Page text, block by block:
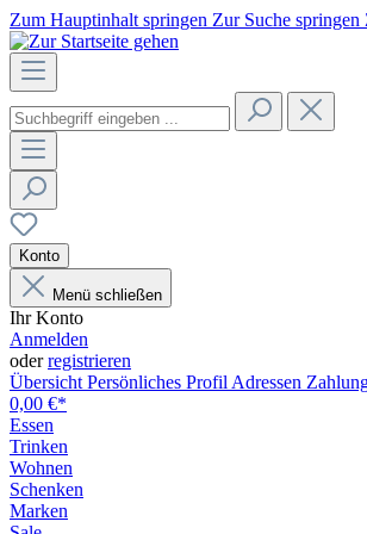
Zum Hauptinhalt springen Zur Suche springen
Konto
Menü schließen
Ihr Konto
Anmelden
oderregistrieren
Übersicht Persönliches Profil Adressen
0,00 €*
Essen
Trinken
Wohnen
Schenken
Marken